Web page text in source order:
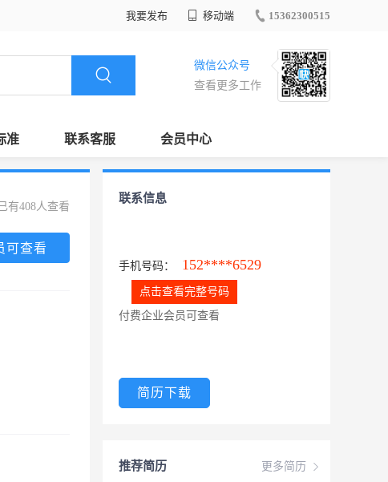
我要发布 移动端 15362300515
微信公众号
查看更多工作
准 联系客服 会员中心
有408人查看
可查看
联系信息
手机号码： 152****6529
点击查看完整号码
付费企业会员可查看
简历下载
更多简历
推荐简历